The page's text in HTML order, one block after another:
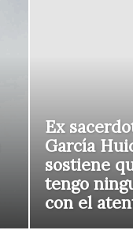
Ex
García
sostiene
tengo
con el